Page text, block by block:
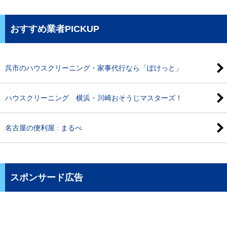
おすすめ業者PICKUP
呉市のハウスクリーニング・家事代行なら「ぽけっと」
ハウスクリーニング 横浜・川崎おそうじマスターズ！
名古屋の便利屋 : まるべ
スポンサード広告